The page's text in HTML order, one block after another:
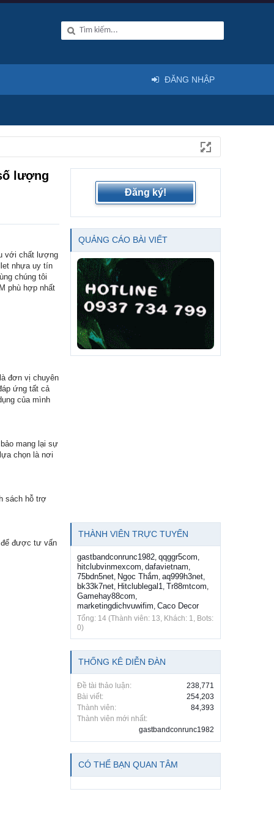
lượng
với chất lượng
nhựa uy tín
chúng tôi
phù hợp nhất
đơn vị chuyên
ứng tất cả
của mình
mang lại sự
chọn là nơi
sách hỗ trợ
để được tư vấn
Đăng ký!
QUẢNG CÁO BÀI VIẾT
THÀNH VIÊN TRỰC TUYẾN
gastbandconrunc1982, qqggr5com,
hitclubvinmexcom, dafavietnam,
75bdn5net, Ngọc Thắm, aq999h3net,
bk33k7net, Hitclublegal1, Tr88mtcom,
Gamehay88com,
marketingdichvuwifim, Caco Decor
Tổng: 14 (Thành viên: 13, Khách: 1, Bots:
0)
THỐNG KÊ DIỄN ĐÀN
Đề tài thảo luận:
238,771
Bài viết:
254,203
Thành viên:
84,393
Thành viên mới nhất:
gastbandconrunc1982
CÓ THỂ BẠN QUAN TÂM
ĐĂNG NHẬP